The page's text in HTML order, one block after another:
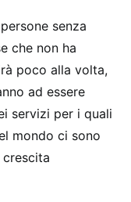
senza
che non ha
poco alla volta,
ad essere
servizi per i quali
mondo ci sono
crescita